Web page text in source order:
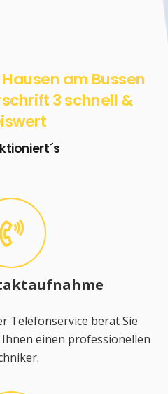
am Bussen
3 schnell &
Telefonservice berät Sie
einen professionellen